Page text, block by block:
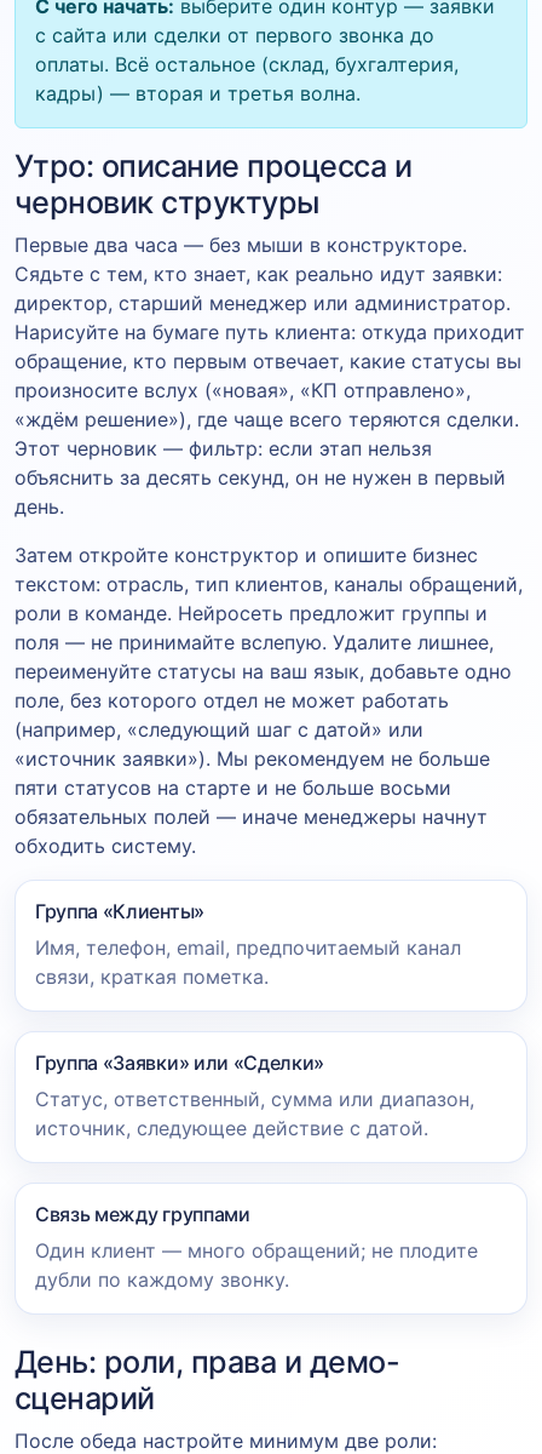
С чего начать: выберите один контур — заявки
с сайта или сделки от первого звонка до
оплаты. Всё остальное (склад, бухгалтерия,
кадры) — вторая и третья волна.
Утро: описание процесса и
черновик структуры
Первые два часа — без мыши в конструкторе.
Сядьте с тем, кто знает, как реально идут заявки:
директор, старший менеджер или администратор.
Нарисуйте на бумаге путь клиента: откуда приходит
обращение, кто первым отвечает, какие статусы вы
произносите вслух («новая», «КП отправлено»,
«ждём решение»), где чаще всего теряются сделки.
Этот черновик — фильтр: если этап нельзя
объяснить за десять секунд, он не нужен в первый
день.
Затем откройте конструктор и опишите бизнес
текстом: отрасль, тип клиентов, каналы обращений,
роли в команде. Нейросеть предложит группы и
поля — не принимайте вслепую. Удалите лишнее,
переименуйте статусы на ваш язык, добавьте одно
поле, без которого отдел не может работать
(например, «следующий шаг с датой» или
«источник заявки»). Мы рекомендуем не больше
пяти статусов на старте и не больше восьми
обязательных полей — иначе менеджеры начнут
обходить систему.
Группа «Клиенты»
Имя, телефон, email, предпочитаемый канал
связи, краткая пометка.
Группа «Заявки» или «Сделки»
Статус, ответственный, сумма или диапазон,
источник, следующее действие с датой.
Связь между группами
Один клиент — много обращений; не плодите
дубли по каждому звонку.
День: роли, права и демо-
сценарий
После обеда настройте минимум две роли: